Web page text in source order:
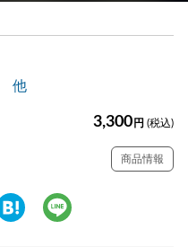
他
3,300 円 (税込)
商品情報